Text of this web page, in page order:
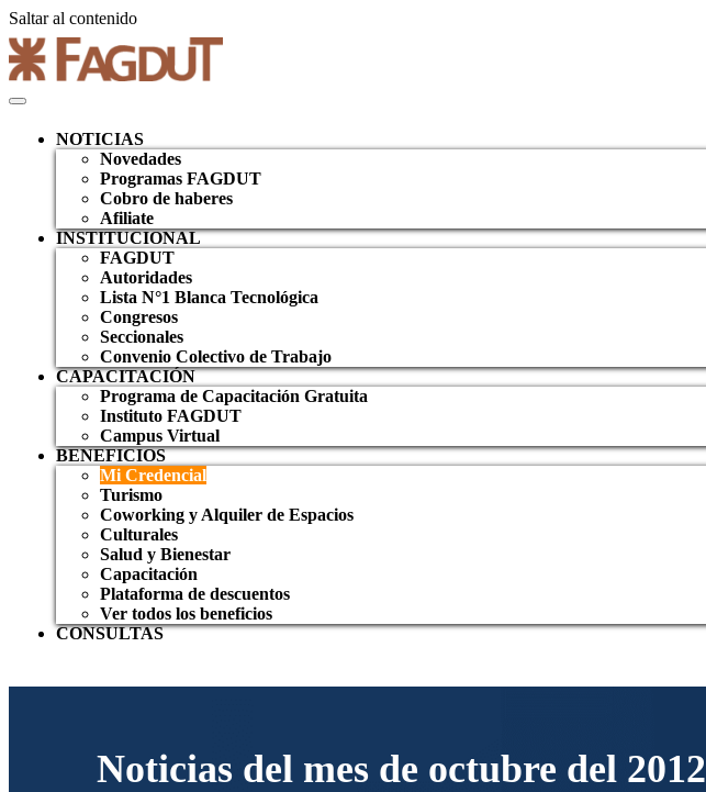
Saltar al contenido
NOTICIAS
Novedades
Programas FAGDUT
Cobro de haberes
Afiliate
INSTITUCIONAL
FAGDUT
Autoridades
Lista N°1 Blanca Tecnológica
Congresos
Seccionales
Convenio Colectivo de Trabajo
CAPACITACIÓN
Programa de Capacitación Gratuita
Instituto FAGDUT
Campus Virtual
BENEFICIOS
Mi Credencial
Turismo
Coworking y Alquiler de Espacios
Culturales
Salud y Bienestar
Capacitación
Plataforma de descuentos
Ver todos los beneficios
CONSULTAS
Noticias del mes de octubre del 2012